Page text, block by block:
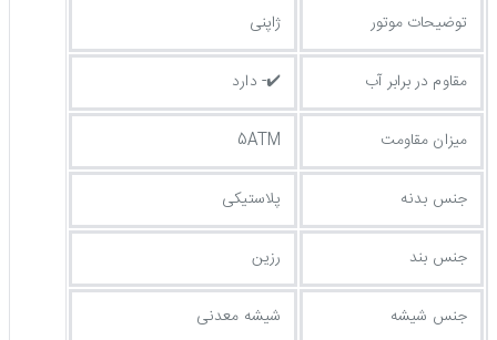
توضیحات موتور ژاپنی
مقاوم در برابر آب ✔️- دارد
میزان مقاومت 5ATM
جنس بدنه پلاستیکی
جنس بند رزین
جنس شیشه شیشه معدنی